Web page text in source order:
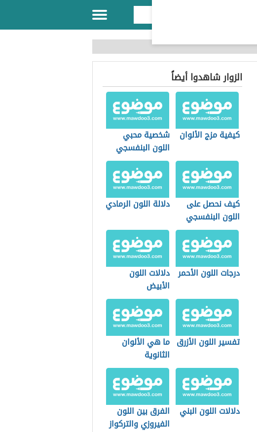
الزوار شاهدوا أيضاً
كيفية مزج الألوان
شخصية محبي
اللون البنفسجي
كيف نحصل على
اللون البنفسجي
دلالة اللون الرمادي
درجات اللون الأحمر دلالات اللون
الأبيض
تفسير اللون الأزرق ما هي الألوان
الثانوية
دلالات اللون البني
الفرق بين اللون
الفيروزي والتركواز